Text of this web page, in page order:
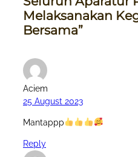
Melaksanakan
Bersama”
Aciem
25 August 2023
Mantappp
Reply